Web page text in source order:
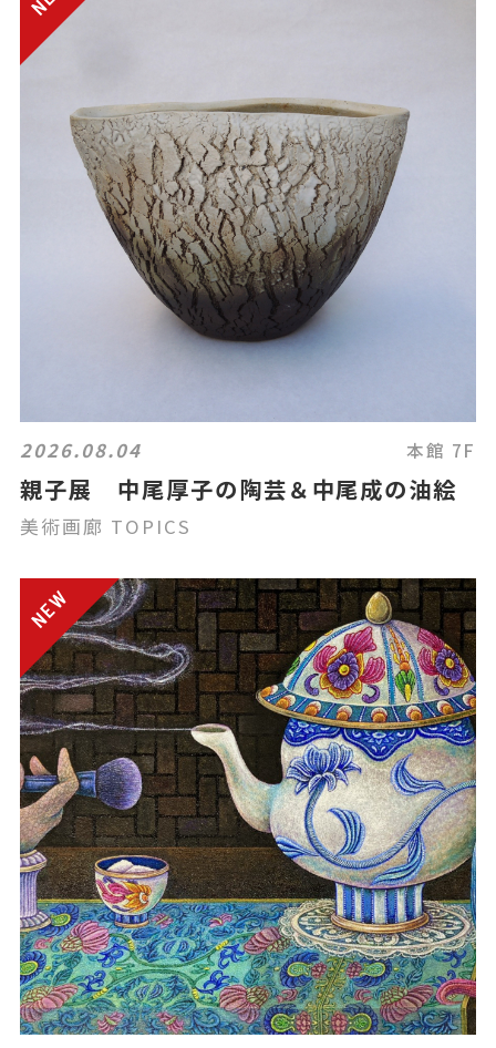
2026.08.04 本館 7F
親子展 中尾厚子の陶芸＆中尾成の油絵
美術画廊 TOPICS